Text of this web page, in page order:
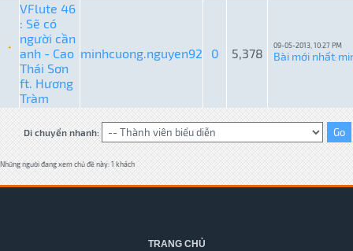
VFlute 46
: Sẽ có
người cần
anh - Cao
Thái Sơn
ft. Hương
Tràm
minhcuong.nguyen92 0 5,378
09-05-2013, 10:27 PM
Bài mới nhất:
Di chuyển nhanh:
Những người đang xem chủ đề này: 1 khách
TRANG CHỦ